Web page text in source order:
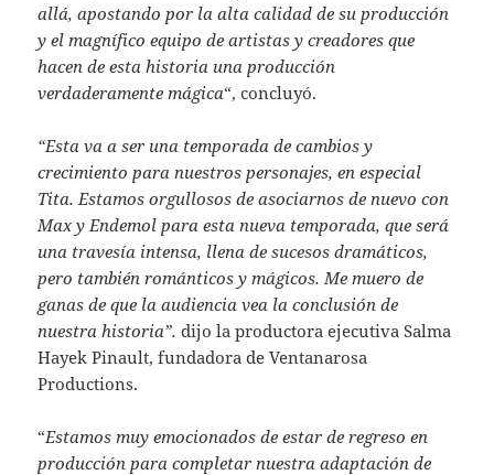
allá, apostando por la alta calidad de su producción
y el magnífico equipo de artistas y creadores que
hacen de esta historia una producción
verdaderamente mágica“, concluyó.
“Esta va a ser una temporada de cambios y
crecimiento para nuestros personajes, en especial
Tita. Estamos orgullosos de asociarnos de nuevo con
Max y Endemol para esta nueva temporada, que será
una travesía intensa, llena de sucesos dramáticos,
pero también románticos y mágicos. Me muero de
ganas de que la audiencia vea la conclusión de
nuestra historia”.dijo la productora ejecutiva Salma
Hayek Pinault, fundadora de Ventanarosa
Productions.
“Estamos muy emocionados de estar de regreso en
producción para completar nuestra adaptación de